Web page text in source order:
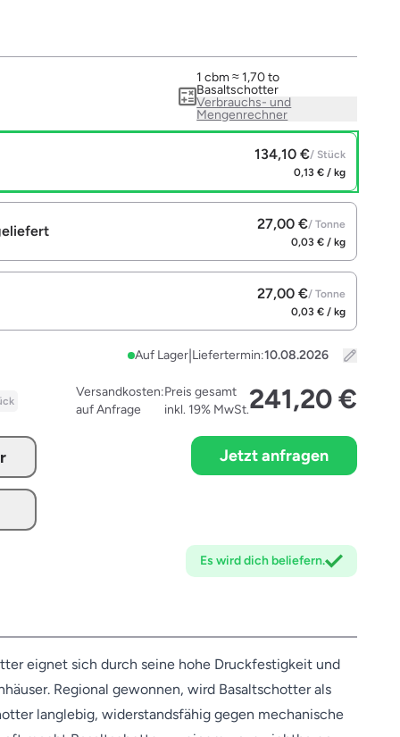
1 cbm ≈ 1,70 to
Basaltschotter
Verbrauchs- und
Mengenrechner
134,10 €/ Stück
0,13 € / kg
27,00 €/ Tonne
0,03 € / kg
27,00 €/ Tonne
0,03 € / kg
Auf Lager|Liefertermin:
Versandkosten:
auf Anfrage
Preis gesamt
inkl. 19% MwSt.241,20 €
Jetzt anfragen
Es wird dichbeliefern.
eignet sich durch seine hohe Druckfestigkeit und
Regional gewonnen, wird Basaltschotter als
langlebig, widerstandsfähig gegen mechanische